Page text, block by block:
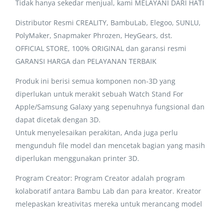
Tidak hanya sekedar menjual, kami MELAYANI DARI HATI
Distributor Resmi CREALITY, BambuLab, Elegoo, SUNLU,
PolyMaker, Snapmaker Phrozen, HeyGears, dst.
OFFICIAL STORE, 100% ORIGINAL dan garansi resmi
GARANSI HARGA dan PELAYANAN TERBAIK
Produk ini berisi semua komponen non-3D yang
diperlukan untuk merakit sebuah Watch Stand For
Apple/Samsung Galaxy yang sepenuhnya fungsional dan
dapat dicetak dengan 3D.
Untuk menyelesaikan perakitan, Anda juga perlu
mengunduh file model dan mencetak bagian yang masih
diperlukan menggunakan printer 3D.
Program Creator: Program Creator adalah program
kolaboratif antara Bambu Lab dan para kreator. Kreator
melepaskan kreativitas mereka untuk merancang model